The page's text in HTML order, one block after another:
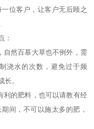
位客户，让客户无后顾之
：
自然百慕大草也不例外，需
浇水的次数，避免过于频
长。
利的肥料，也可以请教有经
间，不可以施太多的肥，